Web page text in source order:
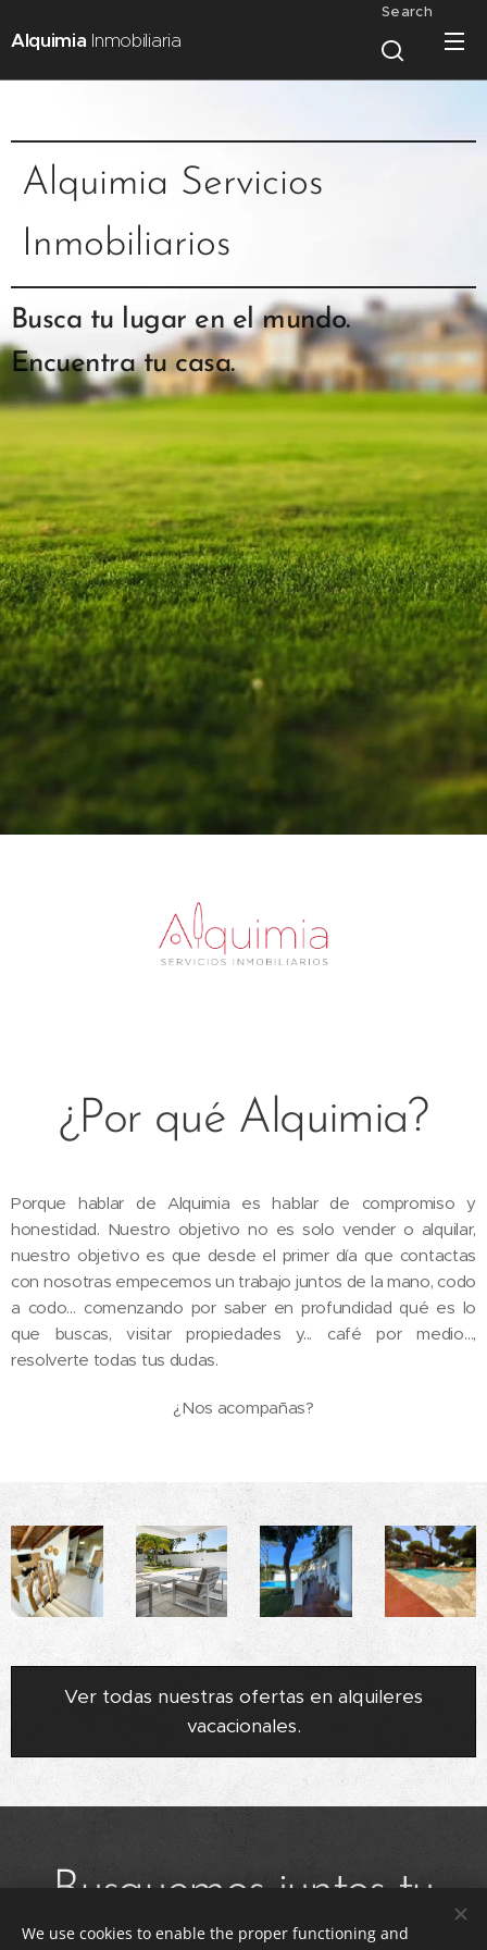
Alquimia Inmobiliaria
Search
Alquimia Servicios
Inmobiliarios
Busca tu lugar en el mundo.
Encuentra tu casa.
¿Por qué Alquimia?
Porque hablar de Alquimia es hablar de compromiso y
honestidad. Nuestro objetivo no es solo vender o alquilar,
nuestro objetivo es que desde el primer día que contactas
con nosotras empecemos un trabajo juntos de la mano, codo
a codo… comenzando por saber en profundidad qué es lo
que buscas, visitar propiedades y... café por medio…,
resolverte todas tus dudas.
¿Nos acompañas?
Ver todas nuestras ofertas en alquileres
vacacionales.
Busquemos juntos tu
We use cookies to enable the proper functioning and